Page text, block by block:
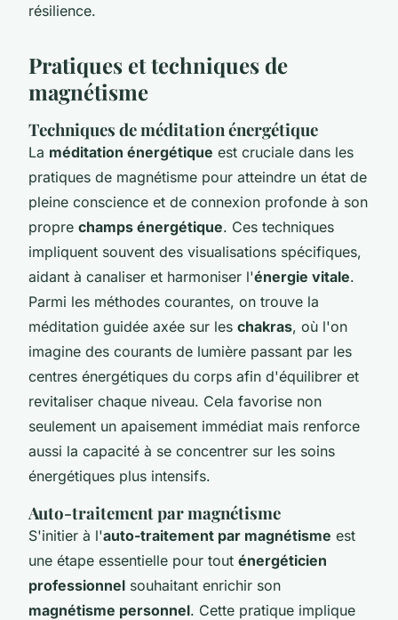
résilience.
Pratiques et techniques de
magnétisme
Techniques de méditation énergétique
La méditation énergétique est cruciale dans les
pratiques de magnétisme pour atteindre un état de
pleine conscience et de connexion profonde à son
propre champs énergétique. Ces techniques
impliquent souvent des visualisations spécifiques,
aidant à canaliser et harmoniser l'énergie vitale.
Parmi les méthodes courantes, on trouve la
méditation guidée axée sur les chakras, où l'on
imagine des courants de lumière passant par les
centres énergétiques du corps afin d'équilibrer et
revitaliser chaque niveau. Cela favorise non
seulement un apaisement immédiat mais renforce
aussi la capacité à se concentrer sur les soins
énergétiques plus intensifs.
Auto-traitement par magnétisme
S'initier à l'auto-traitement par magnétisme est
une étape essentielle pour tout énergéticien
professionnel souhaitant enrichir son
magnétisme personnel. Cette pratique implique